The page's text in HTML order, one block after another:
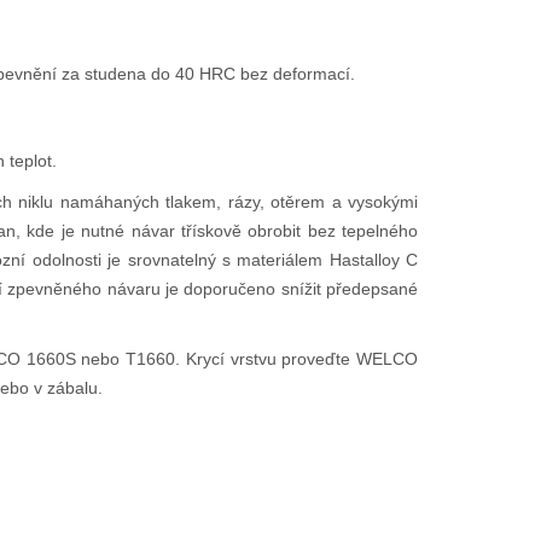
za studena do 40 HRC bez deformací.
teplot.
niklu namáhaných tlakem, rázy, otěrem a vysokými
kde je nutné návar třískově obrobit bez tepelného
odolnosti je srovnatelný s materiálem Hastalloy C
návaru je doporučeno snížit předepsané
1660S nebo T1660. Krycí vrstvu proveďte WELCO
v zábalu.